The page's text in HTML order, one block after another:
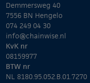
Demmersweg 40
7556 BN Hengelo
074 249 04 30
info@chainwise.nl
KvK nr
08159977
BTW nr
NL 8180.95.052.B.01.7270